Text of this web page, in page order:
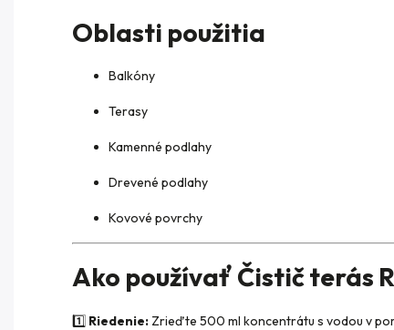
Oblasti použitia
Balkóny
Terasy
Kamenné podlahy
Drevené podlahy
Kovové povrchy
Ako používať Čistič terás
1️⃣ Riedenie: Zrieďte 500 ml koncentrátu s vodou v